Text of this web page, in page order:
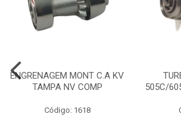
ENGRENAGEM MONT C.A KV
TAMPA NV COMP
Código: 1618
505C/